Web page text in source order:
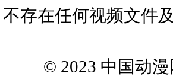
不存在任何视频文件
© 2023 中国动漫